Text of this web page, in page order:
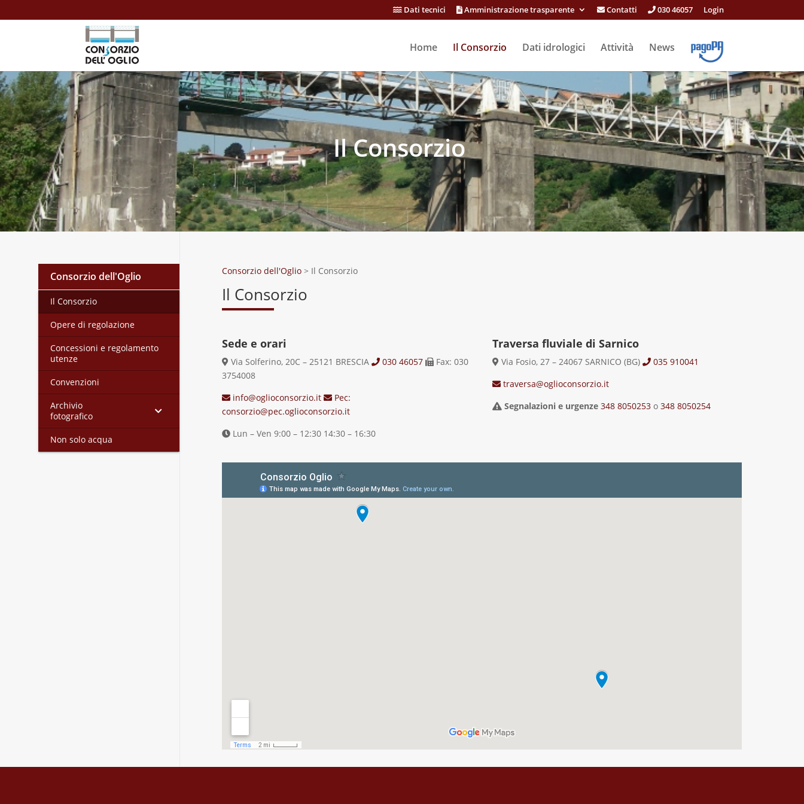
Dati tecnici Amministrazione trasparente Contatti 030 46057 Login
Home Il Consorzio Dati idrologici Attività News
Il Consorzio
Consorzio dell'Oglio > Il Consorzio
Il Consorzio
Sede e orari
Via Solferino, 20C – 25121 BRESCIA 030 46057
Fax: 030
3754008
info@oglioconsorzio.it
Pec:
consorzio@pec.oglioconsorzio.it
Lun – Ven 9:00 – 12:30 14:30 – 16:30
Traversa fluviale di Sarnico
Via Fosio, 27 – 24067 SARNICO (BG)
035 910041
traversa@oglioconsorzio.it
Segnalazioni e urgenze 348 8050253 o348 8050254
Consorzio dell'Oglio
Il Consorzio
Opere di regolazione
Concessioni e regolamento
utenze
Convenzioni
Archivio
fotografico
Non solo acqua